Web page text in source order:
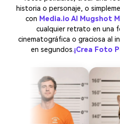
historia o personaje, o
con Media.io AI Mugshot
cualquier retrato en una
cinematográfica o graciosa al
en segundos.¡Crea Foto